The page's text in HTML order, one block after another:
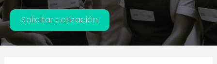
Solicitar cotización